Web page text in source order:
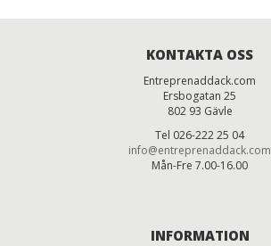
KONTAKTA OSS
Entreprenaddack.com
Ersbogatan 25
802 93 Gävle
Tel 026-222 25 04
info@entreprenaddack.com
Mån-Fre 7.00-16.00
INFORMATION